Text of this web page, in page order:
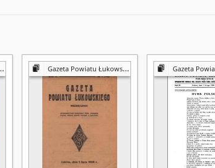
Gazeta Powiatu Łukowskiego Gazeta Powiatu